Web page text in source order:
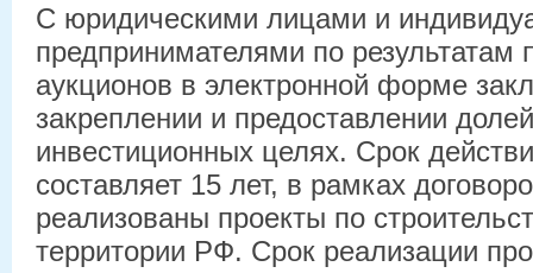
С юридическими лицами и
предпринимателями по результатам
аукционов в электронной форме
закреплении и предоставлении
инвестиционных целях. Срок
составляет 15 лет, в рамках
реализованы проекты по
территории РФ. Срок реализации